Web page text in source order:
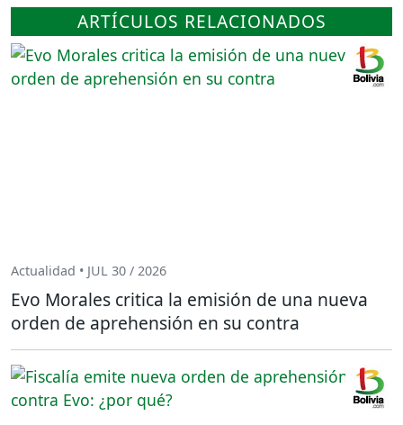
ARTÍCULOS RELACIONADOS
Actualidad • JUL 30 / 2026
Evo Morales critica la emisión de una nueva
orden de aprehensión en su contra